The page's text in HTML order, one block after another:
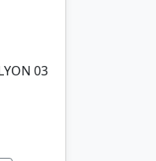
03